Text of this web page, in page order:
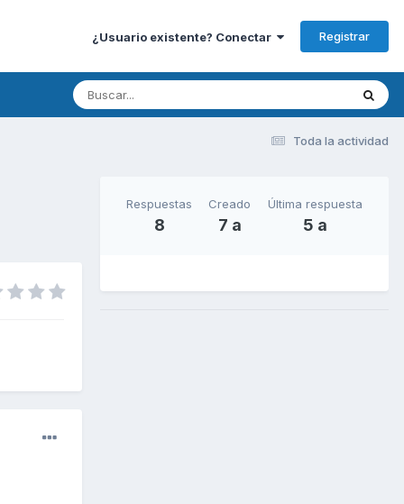
¿Usuario existente? Conectar Registrar
Toda la actividad
Respuestas
8
Creado
7 a
Última respuesta
5 a